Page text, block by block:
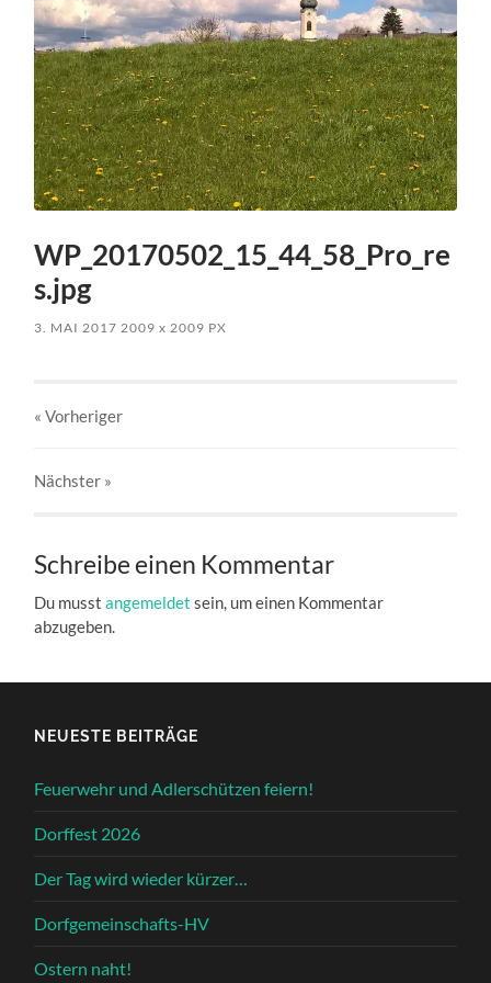
WP_20170502_15_44_58_Pro_re
s.jpg
3. MAI 2017 2009x 2009 PX
« Vorheriger
Nächster »
Schreibe einen Kommentar
Du musstangemeldet sein, um einen Kommentar
abzugeben.
NEUESTE BEITRÄGE
Feuerwehr und Adlerschützen feiern!
Dorffest 2026
Der Tag wird wieder kürzer…
Dorfgemeinschafts-HV
Ostern naht!